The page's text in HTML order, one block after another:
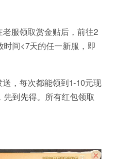
服领取赏金贴后，前往2
时间<7天的任一新服，即
，每次都能领到1-10元现
到先得。所有红包领取